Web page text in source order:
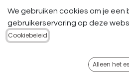
Toevoegen aan verlanglijst
We gebruiken cookies om je een
gebruikerservaring op deze
Cookiebeleid
Alleen het